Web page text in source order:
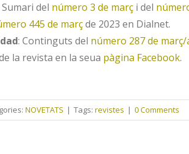
Sumari del número 3 de març i del
445 de marçde 2023 en Dialnet.
: Continguts del número 287 de
la revista en la seua pàgina Facebook.
NOVETATS | Tags: revistes | 0 Comments